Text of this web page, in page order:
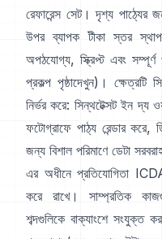
রেফারেন্স সেট। দৃশ্য পাঠ্যের
উপর ব্যাপক টীকা স্তর
অপঠযোগ্য, স্ক্রিপ্ট এবং
প্রকল্প পৃষ্ঠাদেখুন)। ক্ষেত্রটি
নির্ভর করে: সিন্থটেক্সট ইন দ্য
ফটোগ্রাফে পাঠ্য রেন্ডার করে,
জন্য বিশাল পরিমাণে ডেটা
এর অধীনে প্রতিযোগিতা
করে রাখে। সাম্প্রতিক
শব্দগুলিকে বাক্যাংশে সংযুক্ত